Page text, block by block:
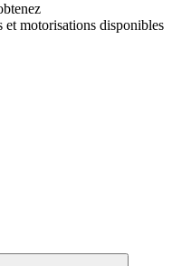
et motorisations disponibles